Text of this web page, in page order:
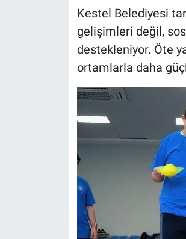
Kestel Belediyesi
gelişimleri değil,
destekleniyor. Öte
ortamlarla daha